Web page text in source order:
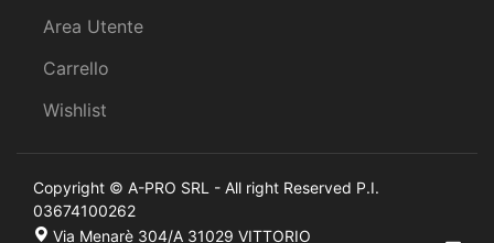
Area Utente
Carrello
Wishlist
Copyright © A-PRO SRL - All right Reserved P.I.
03674100262
Via Menarè 304/A 31029 VITTORIO